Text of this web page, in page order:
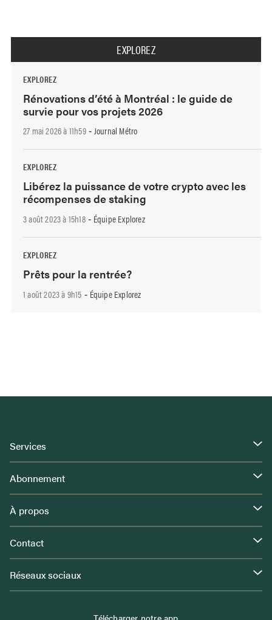
EXPLOREZ
EXPLOREZ
Rénovations d’été à Montréal : le guide de
survie pour vos projets 2026
27 mai 2026 à 11h59- Journal Métro
EXPLOREZ
Libérez la puissance de votre crypto avec les
récompenses de staking
3 août 2023 à 15h18- Équipe Explorez
EXPLOREZ
Prêts pour la rentrée?
1 août 2023 à 9h15 - Équipe Explorez
Services
Abonnement
À propos
Contact
Réseaux sociaux
Télécharger notre app